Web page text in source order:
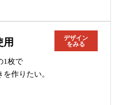
用
デザイン
をみる
1枚で
作りたい。